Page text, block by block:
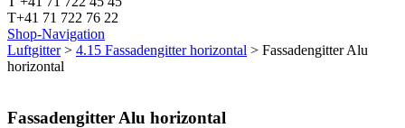
T+41 71 722 76 22
Shop-Navigation
Luftgitter> 4.15 Fassadengitter horizontal > Fassadengitter Alu
horizontal
Fassadengitter Alu horizontal